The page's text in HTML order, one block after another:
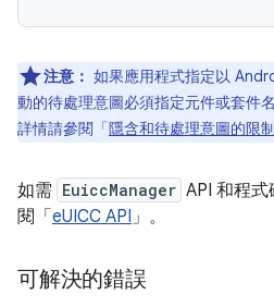
注意： 如果應用程式指定以
動的待處理意圖必須指定元件或套件
詳情請參閱「隱含和待處理意圖的限制
如需 EuiccManager API 和程
閱「 eUICC API」。
可解決的錯誤